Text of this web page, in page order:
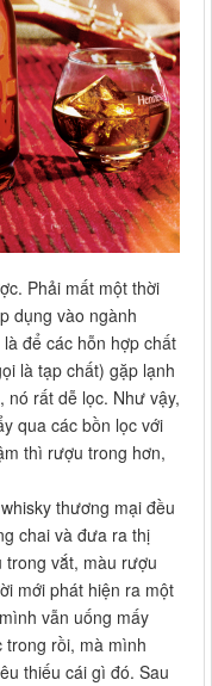
Phải mất một thời
dụng vào ngành
để các hỗn hợp chất
là tạp chất) gặp lạnh
nó rất dễ lọc. Như vậy,
qua các bồn lọc với
thì rượu trong hơn,
thương mại đều
chai và đưa ra thị
vắt, màu rượu
mới phát hiện ra một
vẫn uống mấy
trong rồi, mà mình
thiếu cái gì đó. Sau